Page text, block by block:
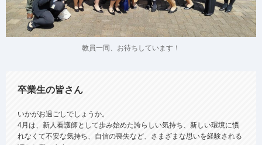
教員一同、お待ちしています！
卒業生の皆さん
いかがお過ごしでしょうか。
4月は、新人看護師として歩み始めた誇らしい気持ち、新しい環境に慣
れなくて不安な気持ち、自信の喪失など、さまざまな思いを経験される